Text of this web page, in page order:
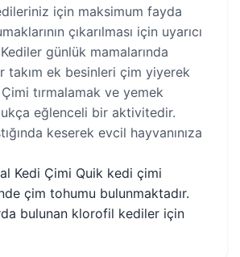
için maksimum fayda
çıkarılması için uyarıcı
günlük mamalarında
takım ek besinleri çim yiyerek
tırmalamak ve yemek
eğlenceli bir aktivitedir.
keserek evcil hayvanınıza
Kedi Çimi Quik kedi çimi
çim tohumu bulunmaktadır.
bulunan klorofil kediler için